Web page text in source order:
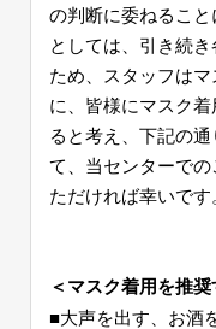
の判断に委ねるこ
としては、引き続
ため、スタッフは
に、皆様にマスク
ると考え、下記の
て、当センターで
ただければ幸いです。
＜マスク着用を推
■大声を出す、お酒